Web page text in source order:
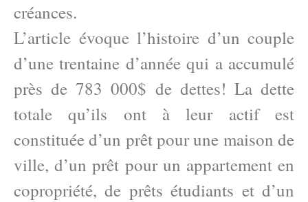
créances.
L’article évoque l’histoire d’un couple
d’une trentaine d’année qui a accumulé
près de 783 000$ de dettes! La dette
totale qu’ils ont à leur actif est
constituée d’un prêt pour une maison de
ville, d’un prêt pour un appartement en
copropriété, de prêts étudiants et d’un